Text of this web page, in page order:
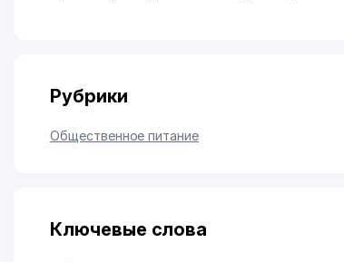
Рубрики
Общественное питание
Ключевые слова